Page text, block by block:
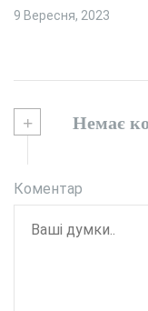
9 Вересня, 2023
+ Немає
Коментар